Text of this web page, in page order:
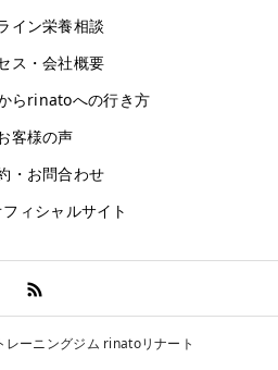
イン栄養相談
ス・会社概要
らrinatoへの行き方
客様の声
・お問合わせ
ィシャルサイト
ーニングジム rinatoリナート